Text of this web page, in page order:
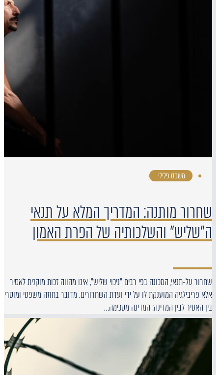
משפט פלילי ·
שחרור מותנה: המדריך המלא על תנאי
ה"שליש" והשלכותיה של הפרת האמון
שחרור על-תנאי, המכונה בפי רבים "ניכוי שליש", אינו מהווה זכות מוקנית לאסיר
אלא פריבילגיה המוענקת לו על ידי ועדת השחרורים. מדובר בחוזה משפטי ומוסרי
בין האסיר לבין המדינה: המדינה מסכימה…